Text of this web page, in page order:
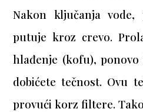
Nakon ključanja
putuje kroz crevo.
hlađenje (kofu),
dobićete tečnost. Ovu
provući korz filtere.